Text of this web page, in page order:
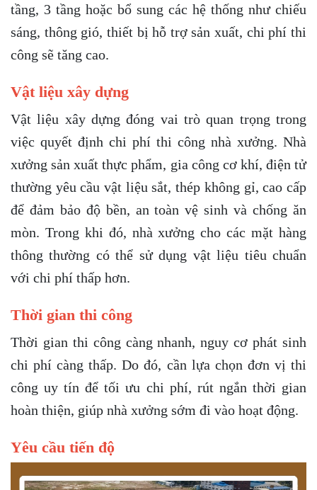
tầng, 3 tầng hoặc bổ sung các hệ thống như chiếu
sáng, thông gió, thiết bị hỗ trợ sản xuất, chi phí thi
công sẽ tăng cao.
Vật liệu xây dựng
Vật liệu xây dựng đóng vai trò quan trọng trong
việc quyết định chi phí thi công nhà xưởng. Nhà
xưởng sản xuất thực phẩm, gia công cơ khí, điện tử
thường yêu cầu vật liệu sắt, thép không gỉ, cao cấp
để đảm bảo độ bền, an toàn vệ sinh và chống ăn
mòn. Trong khi đó, nhà xưởng cho các mặt hàng
thông thường có thể sử dụng vật liệu tiêu chuẩn
với chi phí thấp hơn.
Thời gian thi công
Thời gian thi công càng nhanh, nguy cơ phát sinh
chi phí càng thấp. Do đó, cần lựa chọn đơn vị thi
công uy tín để tối ưu chi phí, rút ngắn thời gian
hoàn thiện, giúp nhà xưởng sớm đi vào hoạt động.
Yêu cầu tiến độ